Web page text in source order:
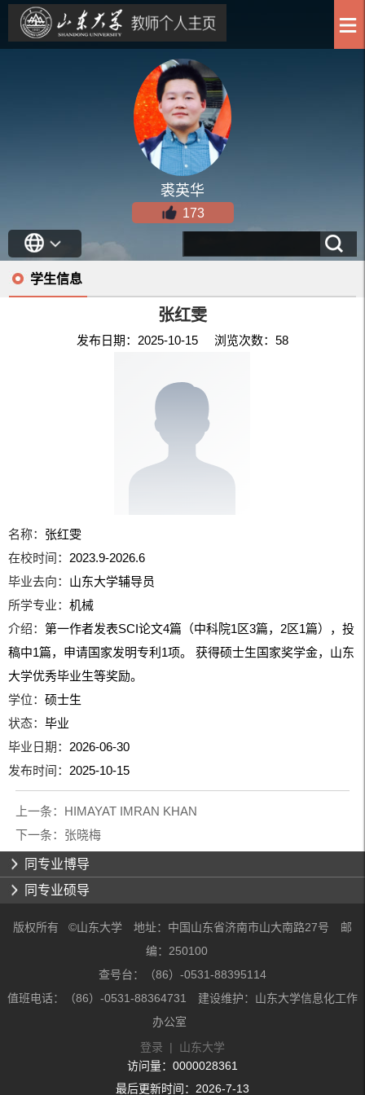
裘英华
173
学生信息
张红雯
发布日期：2025-10-15 浏览次数： 58
名称： 张红雯
在校时间： 2023.9-2026.6
毕业去向： 山东大学辅导员
所学专业：机械
介绍： 第一作者发表SCI论文4篇（中科院1区3篇，2区1篇），投
稿中1篇，申请国家发明专利1项。 获得硕士生国家奖学金，山东
大学优秀毕业生等奖励。
学位：硕士生
状态：毕业
毕业日期： 2026-06-30
发布时间： 2025-10-15
上一条： HIMAYAT IMRAN KHAN
下一条： 张晓梅
同专业博导
同专业硕导
版权所有 ©山东大学 地址：中国山东省济南市山大南路27号 邮
编：250100
查号台：（86）-0531-88395114
值班电话：（86）-0531-88364731 建设维护：山东大学信息化工作
办公室
登录 | 山东大学
访问量： 0000028361
最后更新时间： 2026-7-13